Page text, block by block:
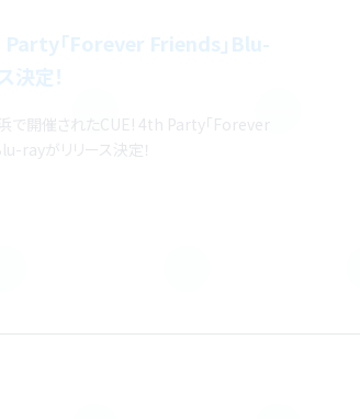
「Forever Friends」Blu-
決定！
浜で開催されたCUE! 4th Party「Forever
rayがリリース決定！